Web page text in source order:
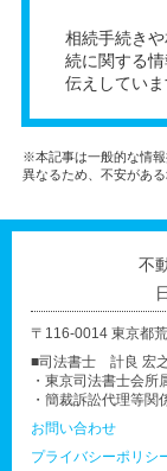
相続手続き
続に関する
伝えしていま
※本記事は一般的な情
異なるため、不安があ
不
〒116-0014 東京都
■司法書士 計良 宏之
・東京司法書士会所
・簡裁訴訟代理等
お問い合わせ
プライバシーポリシ